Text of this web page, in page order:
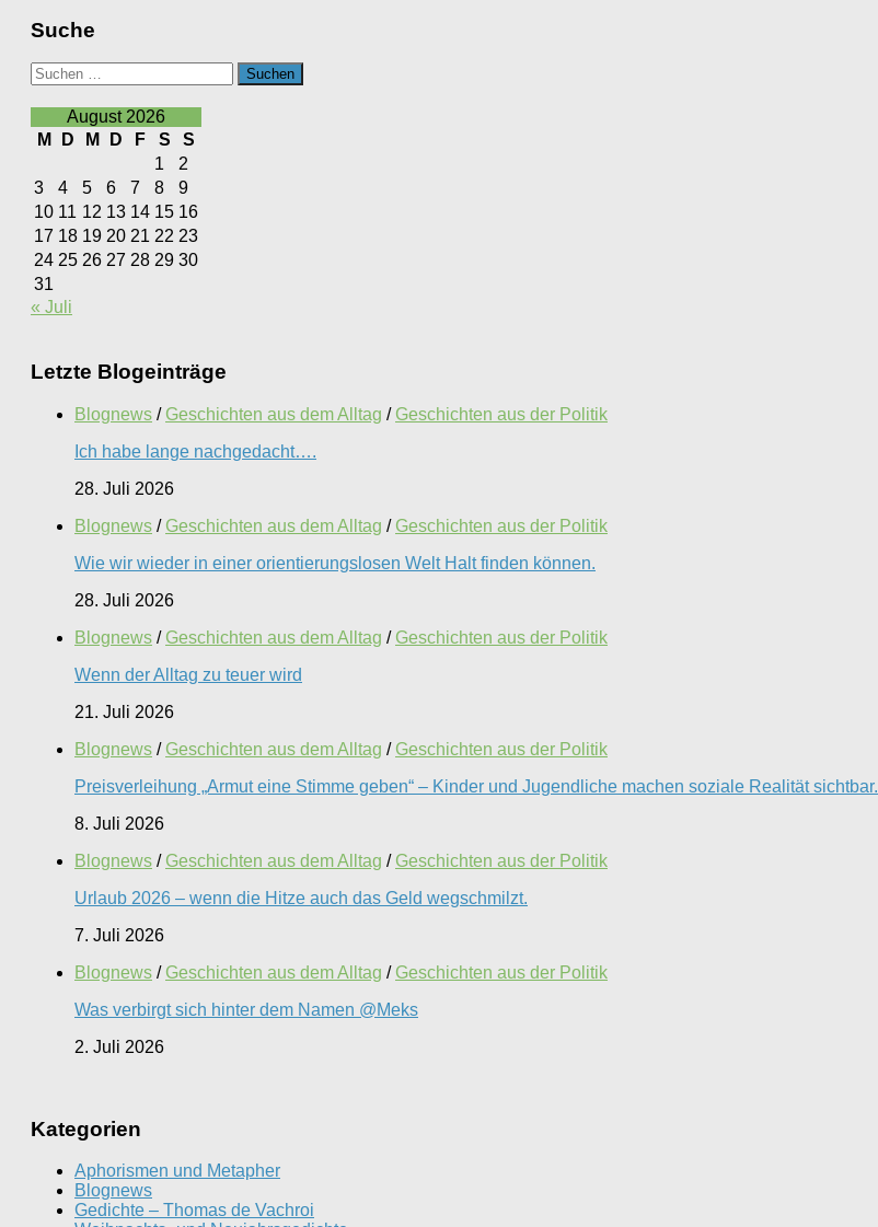
Suche
Suchen
nach:
August 2026
M
D M D F S
S
1
2
3
4 5 6 7 8
9
10 11 12 13 14 15 16
17 18 19 20 21 22 23
24 25 26 27 28 29 30
31
« Juli
Letzte Blogeinträge
Blognews / Geschichten aus dem Alltag / Geschichten aus der Politik
Ich habe lange nachgedacht….
28. Juli 2026
Blognews / Geschichten aus dem Alltag / Geschichten aus der Politik
Wie wir wieder in einer orientierungslosen Welt Halt finden können.
28. Juli 2026
Blognews / Geschichten aus dem Alltag / Geschichten aus der Politik
Wenn der Alltag zu teuer wird
21. Juli 2026
Blognews / Geschichten aus dem Alltag / Geschichten aus der Politik
Preisverleihung „Armut eine Stimme geben“ – Kinder und Jugendliche machen soziale Realität sichtbar.
8. Juli 2026
Blognews / Geschichten aus dem Alltag / Geschichten aus der Politik
Urlaub 2026 – wenn die Hitze auch das Geld wegschmilzt.
7. Juli 2026
Blognews / Geschichten aus dem Alltag / Geschichten aus der Politik
Was verbirgt sich hinter dem Namen @Meks
2. Juli 2026
Kategorien
Aphorismen und Metapher
Blognews
Gedichte – Thomas de Vachroi